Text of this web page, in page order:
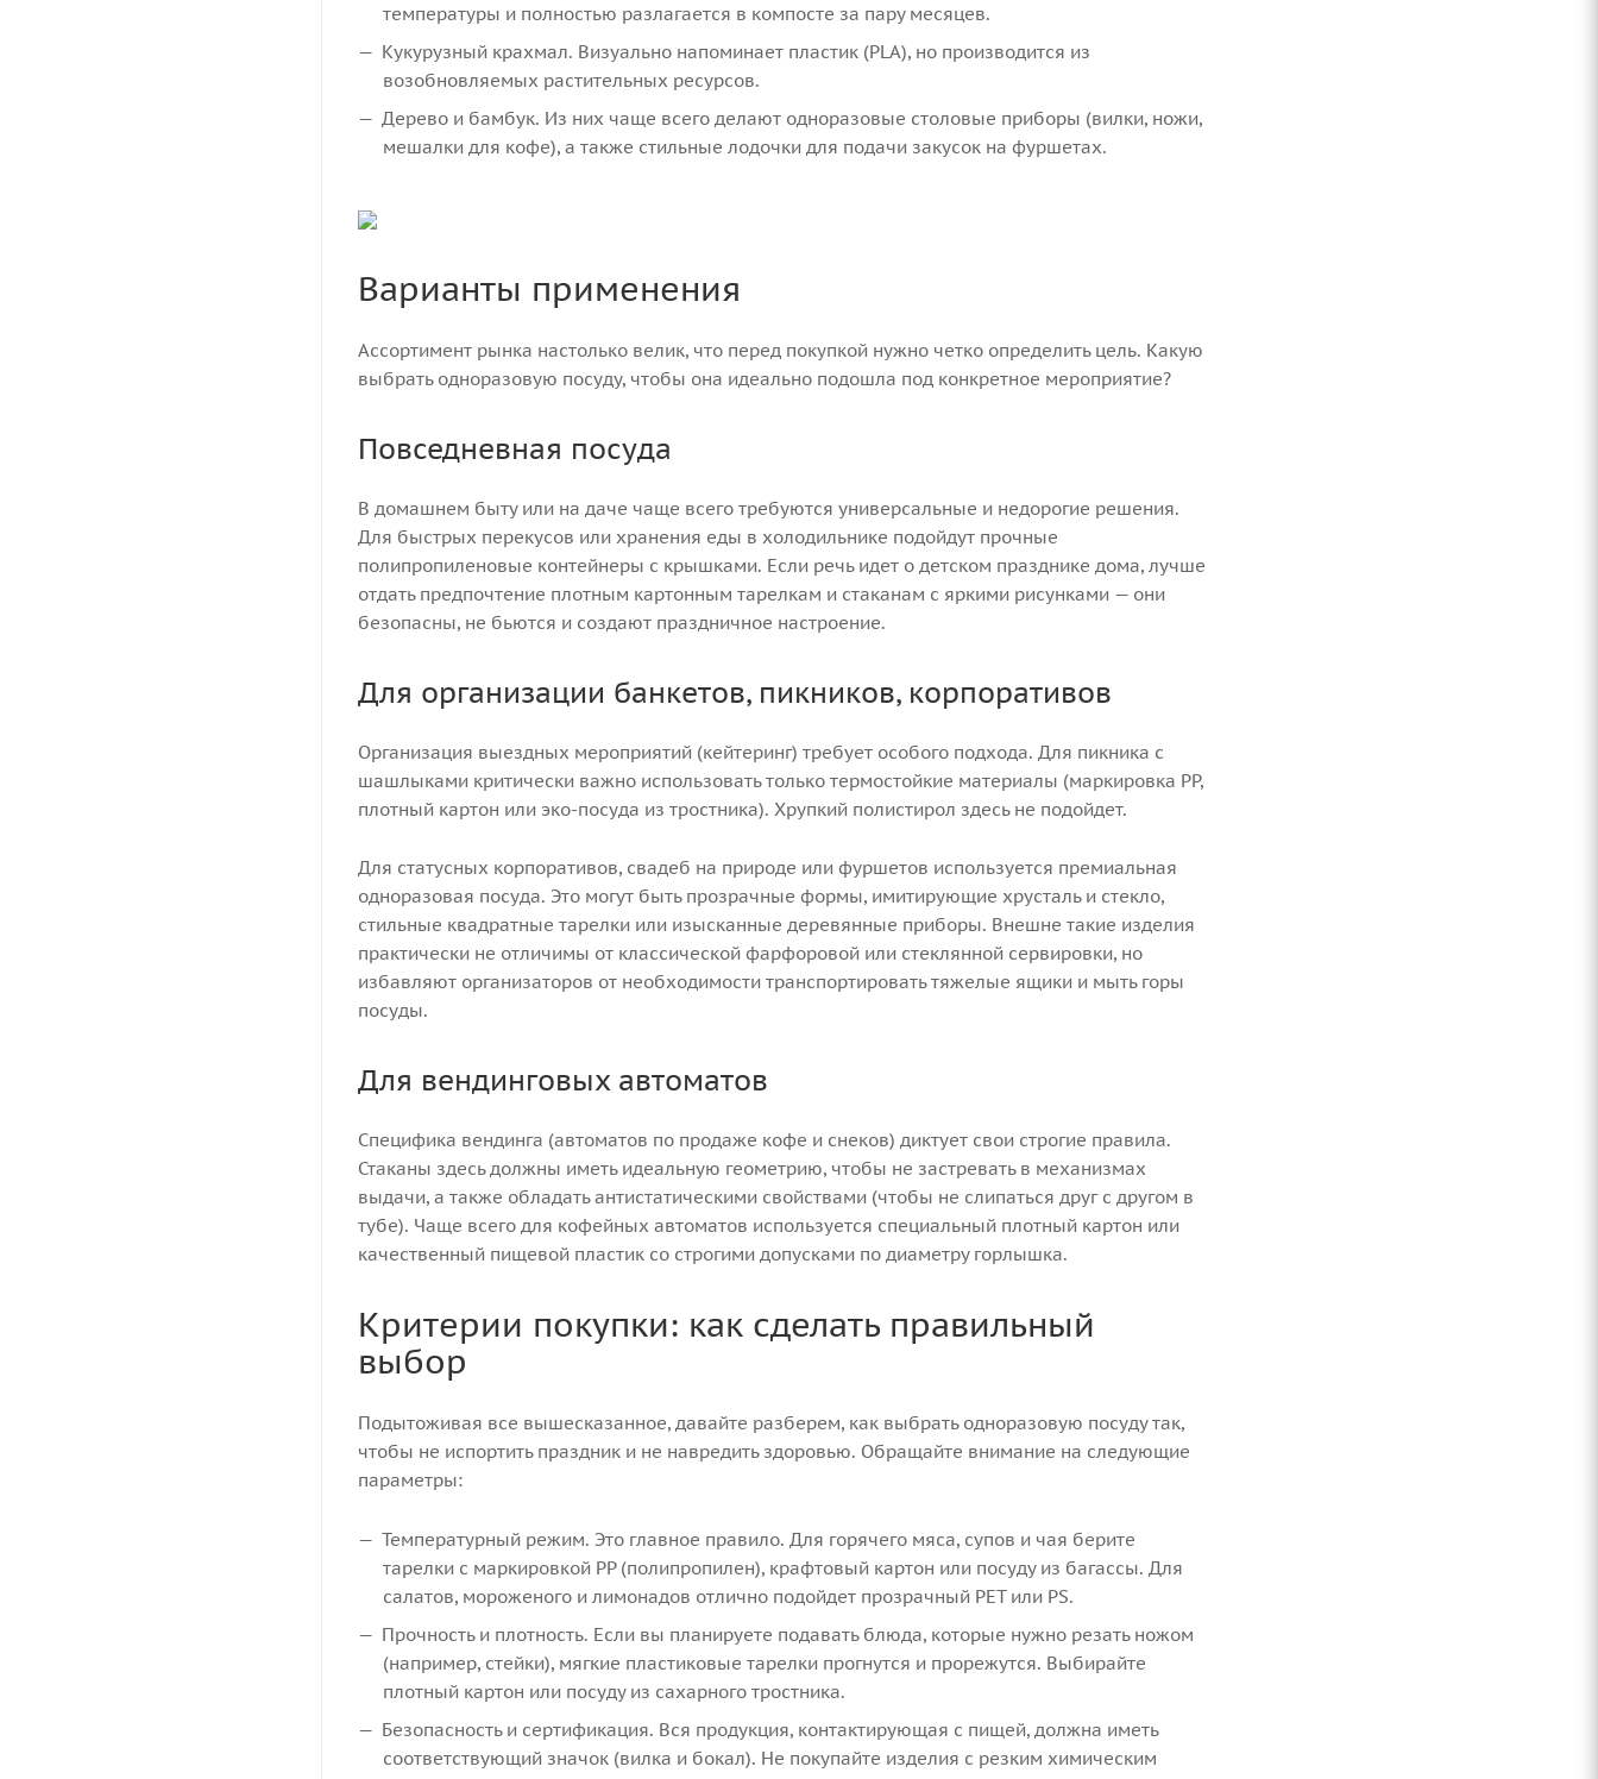
температуры и полностью разлагается в компосте за пару месяцев.
Кукурузный крахмал. Визуально напоминает пластик (PLA), но производится из
возобновляемых растительных ресурсов.
Дерево и бамбук. Из них чаще всего делают одноразовые столовые приборы (вилки, ножи,
мешалки для кофе), а также стильные лодочки для подачи закусок на фуршетах.
Варианты применения
Ассортимент рынка настолько велик, что перед покупкой нужно четко определить цель. Какую
выбрать одноразовую посуду, чтобы она идеально подошла под конкретное мероприятие?
Повседневная посуда
В домашнем быту или на даче чаще всего требуются универсальные и недорогие решения.
Для быстрых перекусов или хранения еды в холодильнике подойдут прочные
полипропиленовые контейнеры с крышками. Если речь идет о детском празднике дома, лучше
отдать предпочтение плотным картонным тарелкам и стаканам с яркими рисунками — они
безопасны, не бьются и создают праздничное настроение.
Для организации банкетов, пикников, корпоративов
Организация выездных мероприятий (кейтеринг) требует особого подхода. Для пикника с
шашлыками критически важно использовать только термостойкие материалы (маркировка PP,
плотный картон или эко-посуда из тростника). Хрупкий полистирол здесь не подойдет.
Для статусных корпоративов, свадеб на природе или фуршетов используется премиальная
одноразовая посуда. Это могут быть прозрачные формы, имитирующие хрусталь и стекло,
стильные квадратные тарелки или изысканные деревянные приборы. Внешне такие изделия
практически не отличимы от классической фарфоровой или стеклянной сервировки, но
избавляют организаторов от необходимости транспортировать тяжелые ящики и мыть горы
посуды.
Для вендинговых автоматов
Специфика вендинга (автоматов по продаже кофе и снеков) диктует свои строгие правила.
Стаканы здесь должны иметь идеальную геометрию, чтобы не застревать в механизмах
выдачи, а также обладать антистатическими свойствами (чтобы не слипаться друг с другом в
тубе). Чаще всего для кофейных автоматов используется специальный плотный картон или
качественный пищевой пластик со строгими допусками по диаметру горлышка.
Критерии покупки: как сделать правильный
выбор
Подытоживая все вышесказанное, давайте разберем, как выбрать одноразовую посуду так,
чтобы не испортить праздник и не навредить здоровью. Обращайте внимание на следующие
параметры:
Температурный режим. Это главное правило. Для горячего мяса, супов и чая берите
тарелки с маркировкой PP (полипропилен), крафтовый картон или посуду из багассы. Для
салатов, мороженого и лимонадов отлично подойдет прозрачный PET или PS.
Прочность и плотность. Если вы планируете подавать блюда, которые нужно резать ножом
(например, стейки), мягкие пластиковые тарелки прогнутся и прорежутся. Выбирайте
плотный картон или посуду из сахарного тростника.
Безопасность и сертификация. Вся продукция, контактирующая с пищей, должна иметь
соответствующий значок (вилка и бокал). Не покупайте изделия с резким химическим